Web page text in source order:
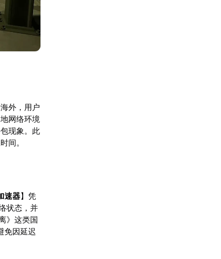
外，用户
网络环境
现象。此
间。
速器】凭
状态，并
》这类国
免因延迟